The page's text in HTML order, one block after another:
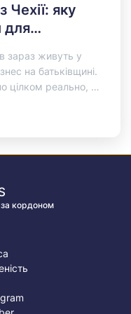
Чехії: яку
для
зараз живуть у
на батьківщині.
цілком реально, та
кордоном